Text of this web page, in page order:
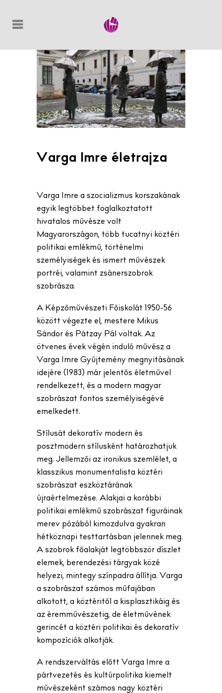
Varga Imre életrajza
Varga Imre a szocializmus korszakának
egyik legtöbbet foglalkoztatott
hivatalos művésze volt
Magyarországon, több tucatnyi köztéri
politikai emlékmű, történelmi
személyiségek és ismert művészek
portréi, valamint zsánerszobrok
szobrásza.
A Képzőművészeti Főiskolát 1950-56
között végezte el, mestere Mikus
Sándor és Pátzay Pál voltak. Az
ötvenes évek végén induló művész a
Varga Imre Gyűjtemény megnyitásának
idejére (1983) már jelentős életművel
rendelkezett, és a modern magyar
szobrászat fontos személyiségévé
emelkedett.
Stílusát dekoratív modern és
posztmodern stílusként határozhatjuk
meg. Jellemzői az ironikus szemlélet, a
klasszikus monumentalista köztéri
szobrászat eszköztárának
újraértelmezése. Alakjai a korábbi
politikai emlékmű szobrászat figuráinak
merev pózából kimozdulva gyakran
hétköznapi testtartásban jelennek meg.
A szobrok főalakját legtöbbször díszlet
elemek, berendezési tárgyak közé
helyezi, mintegy színpadra állítja. Varga
a szobrászat számos műfajában
alkotott, a köztéritől a kisplasztikáig és
az éremművészetig, de életművének
gerincét a köztéri politikai és dekoratív
kompozíciók alkotják.
A rendszerváltás előtt Varga Imre a
pártvezetés és kultúrpolitika kiemelt
művészeként számos nagy köztéri